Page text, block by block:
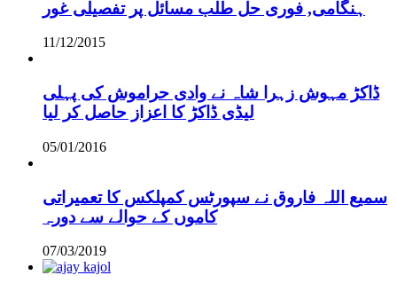
ہنگامی, فوری حل طلب مسائل پر تفصیلی غور
11/12/2015
ڈاکڑ مہوش زہرا شاہ نے وادی حراموش کی پہلی
لیڈی ڈاکڑ کا اعزاز حاصل کر لیا
05/01/2016
سمیع اللہ فاروق نے سپورٹس کمپلکس کا تعمیراتی
کاموں کے حوالے سے دورہ
07/03/2019